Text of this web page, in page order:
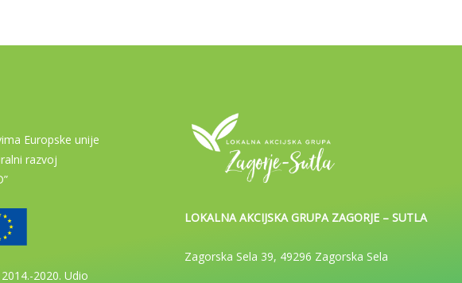
Europske unije
razvoj
2014.-2020. Udio
LOKALNA AKCIJSKA GRUPA ZAGORJE – SUTLA
Zagorska Sela 39, 49296 Zagorska Sela